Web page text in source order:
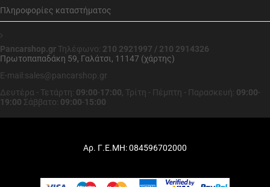
Πληροφορίες καταστήματος
Pancarshop.gr Τηλέφωνο: 210 2921997 / 210 2914326
Πρωτοπαπαδάκη 59, Γαλάτσι, 11147 (χάρτης)
E-mail:sales@pancarshop.gr
Δευτέρα - Τετάρτη: 09:00-17:00, Τρίτη - Πέμπτη - Παρασκευή: 09:00-
19:00 Σάββατο: 09:00-15:00
Αρ. Γ.Ε.ΜΗ: 084596702000